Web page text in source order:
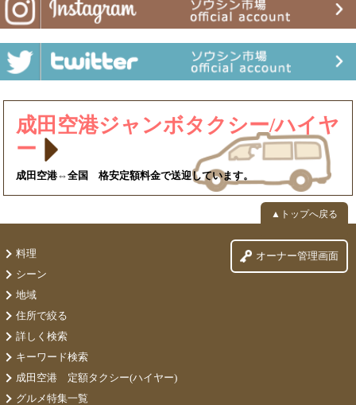
成田空港ジャンボタクシー/ハイヤ
ー
成田空港⇔全国 格安定額料金で送迎しています。
▲トップへ戻る
料理
シーン
地域
住所で絞る
詳しく検索
キーワード検索
成田空港 定額タクシー(ハイヤー)
グルメ特集一覧
オーナー管理画面